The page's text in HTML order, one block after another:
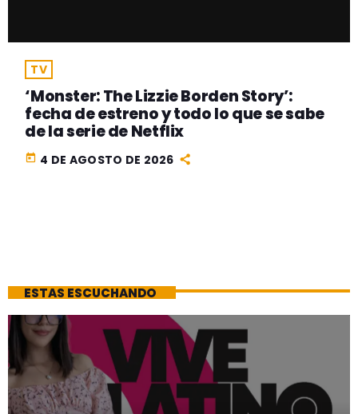
TV
‘Monster: The Lizzie Borden Story’:
fecha de estreno y todo lo que se sabe
de la serie de Netflix
today 4 DE AGOSTO DE 2026
ESTAS ESCUCHANDO